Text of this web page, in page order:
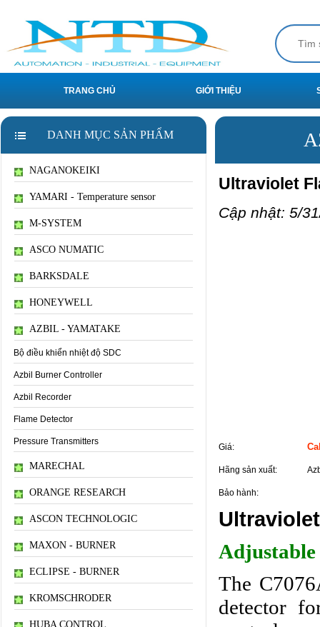
TRANG CHỦ GIỚI THIỆU
DANH MỤC SẢN PHẨM
NAGANOKEIKI
YAMARI - Temperature sensor
M-SYSTEM
ASCO NUMATIC
BARKSDALE
HONEYWELL
AZBIL - YAMATAKE
Bộ điều khiển nhiệt độ SDC
Azbil Burner Controller
Azbil Recorder
Flame Detector
Pressure Transmitters
MARECHAL
ORANGE RESEARCH
ASCON TECHNOLOGIC
MAXON - BURNER
ECLIPSE - BURNER
KROMSCHRODER
HUBA CONTROL
Ultraviolet
Cập nhật: 5/
Giá:
Hãng sản xuất:
Bảo hành:
The
detector